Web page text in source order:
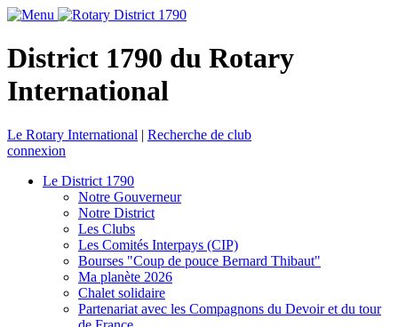
District 1790 du Rotary
International
Le Rotary International | Recherche de club
connexion
Le District 1790
Notre Gouverneur
Notre District
Les Clubs
Les Comités Interpays (CIP)
Bourses "Coup de pouce Bernard Thibaut"
Ma planète 2026
Chalet solidaire
Partenariat avec les Compagnons du Devoir et du tour